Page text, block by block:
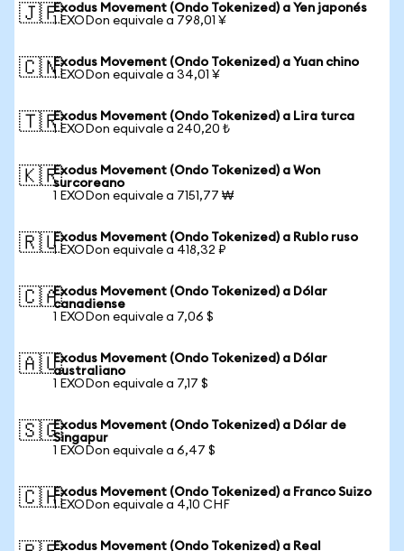
🇯🇵Exodus Movement (Ondo Tokenized) a Yen japonés
1 EXODon equivale a 798,01 ¥
🇨🇳Exodus Movement (Ondo Tokenized) a Yuan chino
1 EXODon equivale a 34,01 ¥
🇹🇷Exodus Movement (Ondo Tokenized) a Lira turca
1 EXODon equivale a 240,20 ₺
🇰🇷Exodus Movement (Ondo Tokenized) a Won
surcoreano
1 EXODon equivale a 7151,77 ₩
🇷🇺Exodus Movement (Ondo Tokenized) a Rublo ruso
1 EXODon equivale a 418,32 ₽
🇨🇦Exodus Movement (Ondo Tokenized) a Dólar
canadiense
1 EXODon equivale a 7,06 $
🇦🇺Exodus Movement (Ondo Tokenized) a Dólar
australiano
1 EXODon equivale a 7,17 $
🇸🇬Exodus Movement (Ondo Tokenized) a Dólar de
Singapur
1 EXODon equivale a 6,47 $
🇨🇭Exodus Movement (Ondo Tokenized) a Franco Suizo
1 EXODon equivale a 4,10 CHF
Exodus Movement (Ondo Tokenized) a Real